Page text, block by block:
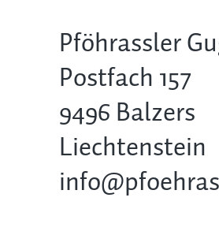
Pföhrassler
Postfach 157
9496 Balzers
Liechtenstein